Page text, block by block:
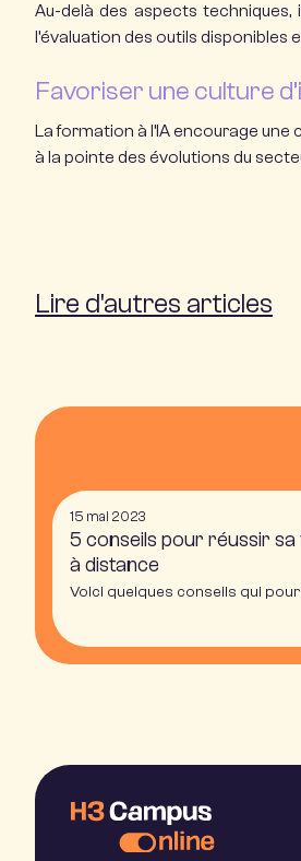
Au-delà des aspects
l’évaluation des outils disponibles
Favoriser une culture
La formation à l’IA encourage une
à la pointe des évolutions du
Lire d'autres articles
15 mai 2023
5 conseils pour réussir
à distance